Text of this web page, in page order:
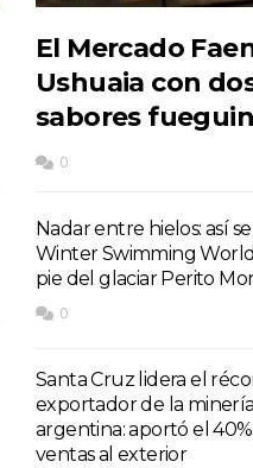
El Mercado
Ushuaia con
sabores
0
Nadar entre hielos: así
Winter Swimming
pie del glaciar Perito
0
Santa Cruz lidera el
exportador de la minería
argentina: aportó el
ventas al exterior